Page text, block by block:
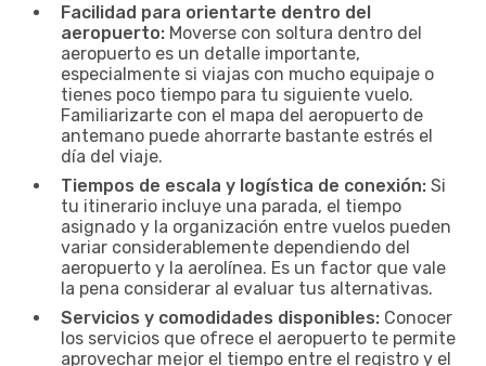
Facilidad para orientarte dentro del
aeropuerto: Moverse con soltura dentro del
aeropuerto es un detalle importante,
especialmente si viajas con mucho equipaje o
tienes poco tiempo para tu siguiente vuelo.
Familiarizarte con el mapa del aeropuerto de
antemano puede ahorrarte bastante estrés el
día del viaje.
Tiempos de escala y logística de conexión: Si
tu itinerario incluye una parada, el tiempo
asignado y la organización entre vuelos pueden
variar considerablemente dependiendo del
aeropuerto y la aerolínea. Es un factor que vale
la pena considerar al evaluar tus alternativas.
Servicios y comodidades disponibles: Conocer
los servicios que ofrece el aeropuerto te permite
aprovechar mejor el tiempo entre el registro y el